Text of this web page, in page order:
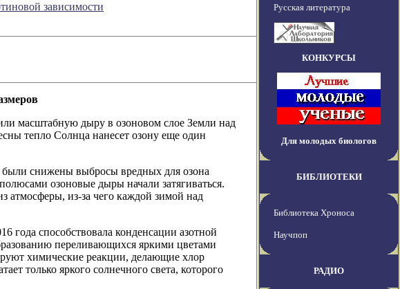
зависимости
масштабную дыру в озоновом слое Земли над
тепло Солнца нанесет озону еще один
были снижены выбросы вредных для озона
озоновые дыры начали затягиваться.
атмосферы, из-за чего каждой зимой над
года способствовала конденсации азотной
переливающихся яркими цветами
химические реакции, делающие хлор
только яркого солнечного света, которого
Русская литература
КОНКУРСЫ
Для молодых биологов
БИБЛИОТЕКИ
Библиотека Хроноса
Научпоп
РАДИО